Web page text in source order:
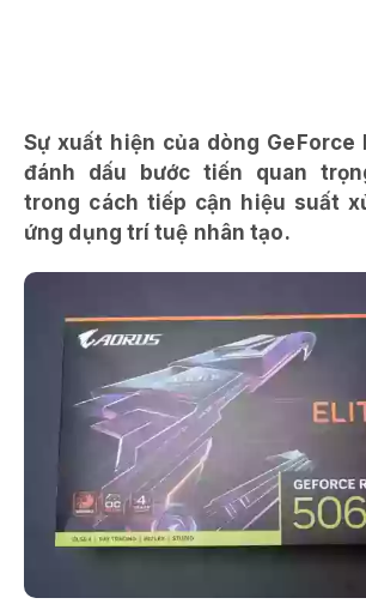
Sự xuất hiện của dòng GeForce
đánh dấu bước tiến quan
trong cách tiếp cận hiệu suất
ứng dụng trí tuệ nhân tạo.